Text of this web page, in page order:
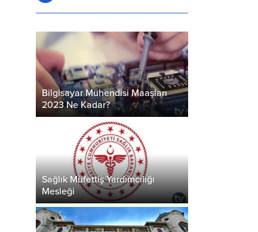
Bilgisayar Mühendisi Maaşları
2023 Ne Kadar?
Sağlık Müfettiş Yardımcılığı
Mesleği